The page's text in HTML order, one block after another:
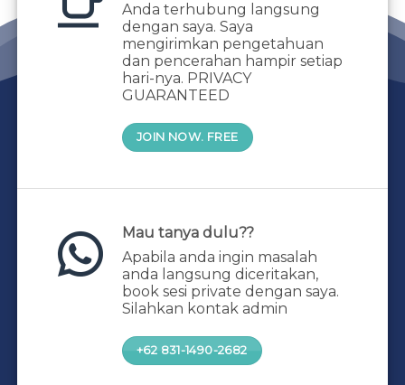
Anda terhubung langsung
dengan saya. Saya
mengirimkan pengetahuan
dan pencerahan hampir setiap
hari-nya. PRIVACY
GUARANTEED
JOIN NOW. FREE
Mau tanya dulu??
Apabila anda ingin masalah
anda langsung diceritakan,
book sesi private dengan saya.
Silahkan kontak admin
+62 831-1490-2682